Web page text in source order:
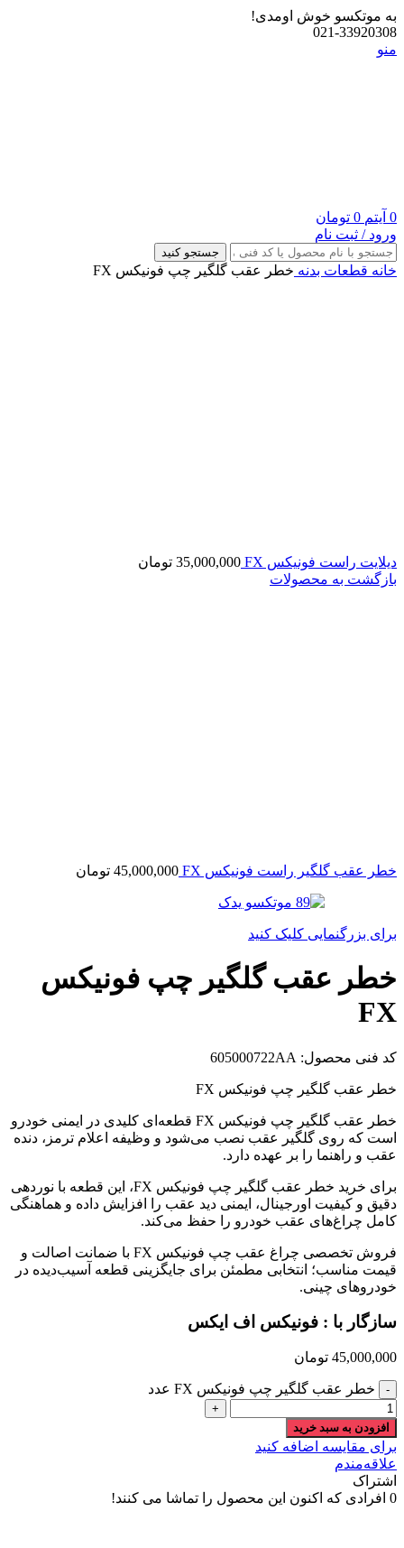
به موتکسو خوش اومدی!
021-33920308
منو
0 آیتم 0 تومان
ورود / ثبت نام
جستجو کنید
خانه قطعات بدنه خطر عقب گلگیر چپ فونیکس FX
دیلایت راست فونیکس FX 35,000,000 تومان
بازگشت به محصولات
خطر عقب گلگیر راست فونیکس FX 45,000,000 تومان
برای بزرگنمایی کلیک کنید
خطر عقب گلگیر چپ فونیکس
FX
کد فنی محصول: 605000722AA
خطر عقب گلگیر چپ فونیکس FX
خطر عقب گلگیر چپ فونیکس FX قطعه‌ای کلیدی در ایمنی خودرو
است که روی گلگیر عقب نصب می‌شود و وظیفه اعلام ترمز، دنده
عقب و راهنما را بر عهده دارد.
برای خرید خطر عقب گلگیر چپ فونیکس FX، این قطعه با نوردهی
دقیق و کیفیت اورجینال، ایمنی دید عقب را افزایش داده و هماهنگی
کامل چراغ‌های عقب خودرو را حفظ می‌کند.
فروش تخصصی چراغ عقب چپ فونیکس FX با ضمانت اصالت و
قیمت مناسب؛ انتخابی مطمئن برای جایگزینی قطعه آسیب‌دیده در
خودروهای چینی.
سازگار با : فونیکس اف ایکس
45,000,000 تومان
خطر عقب گلگیر چپ فونیکس FX عدد
افزودن به سبد خرید
برای مقایسه اضافه کنید
علاقه‌مندم
اشتراک
0 افرادی که اکنون این محصول را تماشا می کنند!